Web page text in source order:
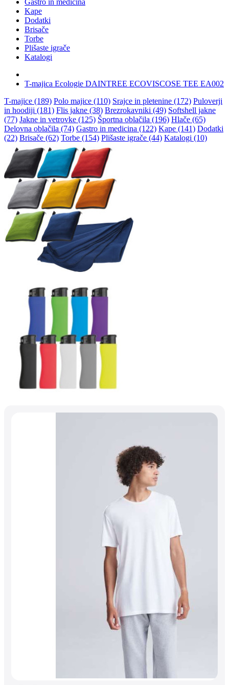
Gastro in medicina
Kape
Dodatki
Brisače
Torbe
Plišaste igrače
Katalogi
T-majica Ecologie DAINTREE ECOVISCOSE TEE EA002
T-majice (189) Polo majice (110) Srajce in pletenine (172) Puloverji
in hoodiji (181) Flis jakne (38) Brezrokavniki (49) Softshell jakne
(77) Jakne in vetrovke (125) Športna oblačila (196) Hlače (65)
Delovna oblačila (74) Gastro in medicina (122) Kape (141) Dodatki
(22) Brisače (62) Torbe (154) Plišaste igrače (44) Katalogi (10)